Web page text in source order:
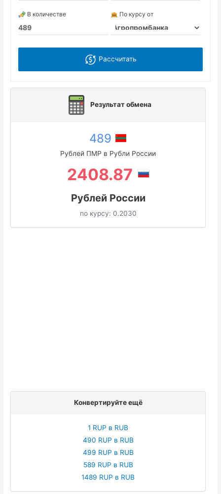
В количестве По курсу от
Рассчитать
Результат обмена
489
Рублей ПМР в Рубли России
2408.87
Рублей России
по курсу: 0.2030
Конвертируйте ещё
1 RUP в RUB
490 RUP в RUB
499 RUP в RUB
589 RUP в RUB
1489 RUP в RUB